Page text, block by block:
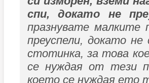
спи, докато не
празнувате малките
преуспели, докато
стотинка, за това
се нуждая от тези
което се нуждая ето